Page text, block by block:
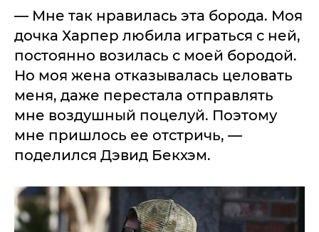
— Мне так нравилась эта борода. Моя
дочка Харпер любила играться с ней,
постоянно возилась с моей бородой.
Но моя жена отказывалась целовать
меня, даже перестала отправлять
мне воздушный поцелуй. Поэтому
мне пришлось ее отстричь, —
поделился Дэвид Бекхэм.